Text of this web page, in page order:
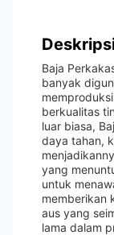
Baja
banyak
berkualitas
luar biasa,
daya tahan,
yang
untuk
memberikan
aus yang
lama dalam